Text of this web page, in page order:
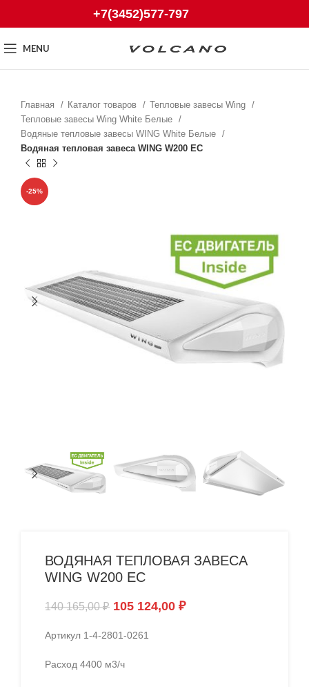
+7(3452)577-797
MENU
Главная Каталог товаров
Тепловые завесы Wing
Тепловые завесы Wing White Белые
Водяные тепловые завесы WING White Белые
Водяная тепловая завеса WING W200 EC
-25%
ВОДЯНАЯ ТЕПЛОВАЯ ЗАВЕСА
WING W200 EC
140 165,00₽ 105 124,00 ₽
Артикул 1-4-2801-0261
Расход 4400 м3/ч